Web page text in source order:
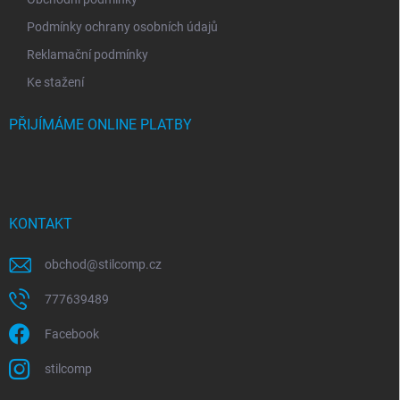
Podmínky ochrany osobních údajů
Reklamační podmínky
Ke stažení
PŘIJÍMÁME ONLINE PLATBY
KONTAKT
obchod@stilcomp.cz
777639489
Facebook
stilcomp